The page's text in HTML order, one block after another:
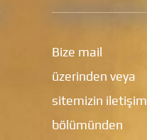
Bize mail
üzerinden veya
sitemizin iletişim
bölümünden